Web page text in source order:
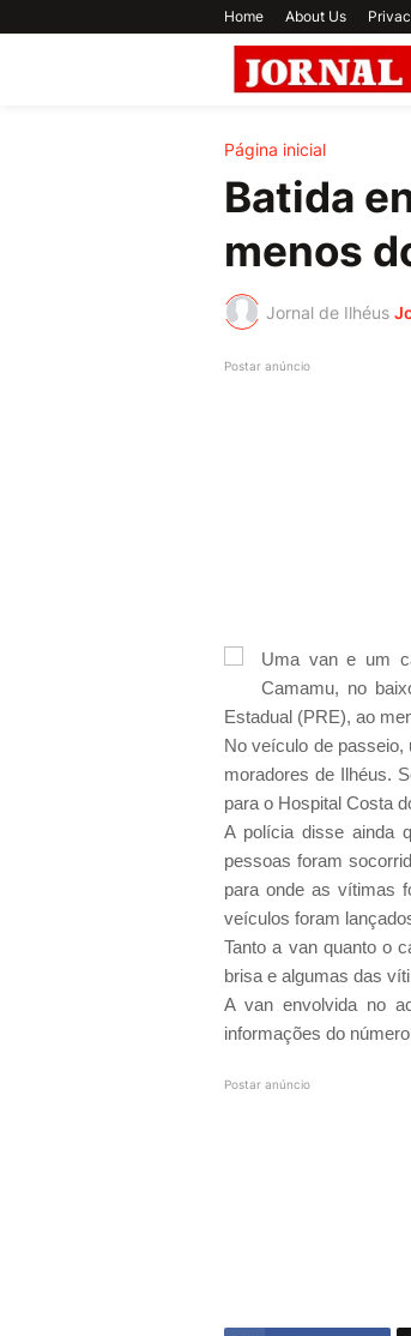
Home About Us
Página inicial
Batida
menos
Jornal de Ilhéus
Postar anúncio
Uma van e um
Camamu, no
Estadual (PRE), ao
No veículo de
moradores de Ilhéus.
para o Hospital Costa
A polícia disse ainda
pessoas foram
para onde as vítimas
veículos foram
Tanto a van quanto o
brisa e algumas das
A van envolvida no
informações do
Postar anúncio